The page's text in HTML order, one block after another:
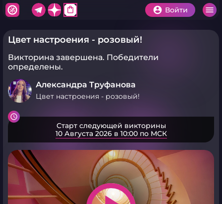
shopping_bag Войти
Цвет настроения - розовый!
Викторина завершена. Победители
определены.
Александра Труфанова
Цвет настроения - розовый!
Старт следующей викторины
10 Августа 2026 в 10:00 по МСК